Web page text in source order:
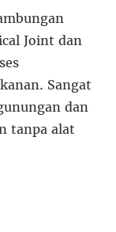
Joint dan
Sangat
dan
tanpa alat